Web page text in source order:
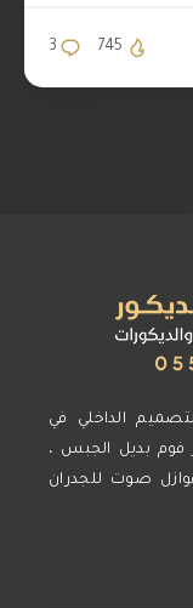
3 745
الداخلي في
فوم بديل الجبس ،
صوت للجدران